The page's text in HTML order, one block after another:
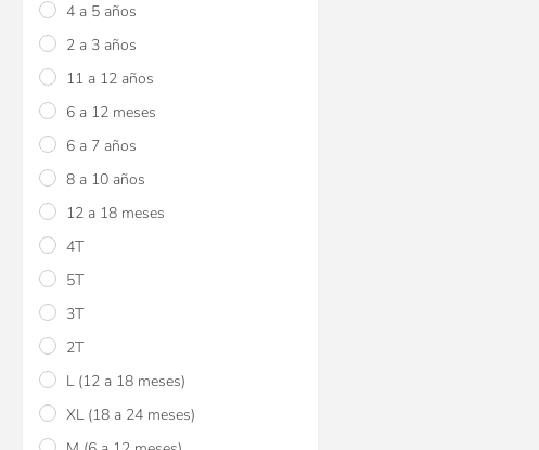
4 a 5 años
2 a 3 años
11 a 12 años
6 a 12 meses
6 a 7 años
8 a 10 años
12 a 18 meses
4T
5T
3T
2T
L (12 a 18 meses)
XL (18 a 24 meses)